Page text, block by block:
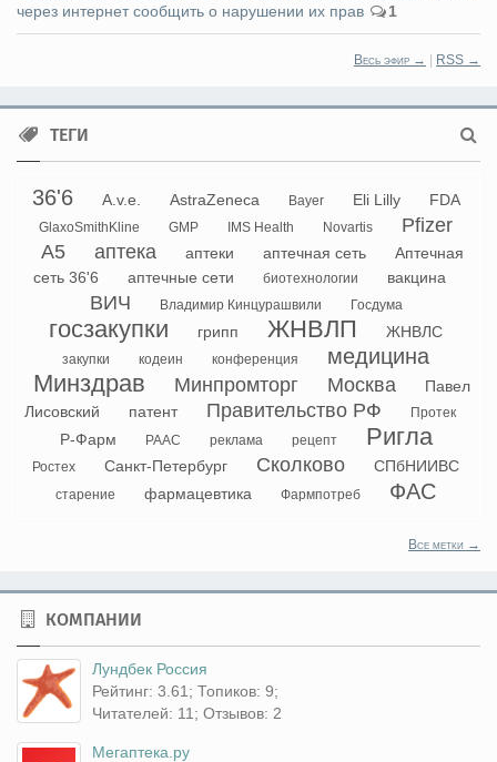
через интернет сообщить о нарушении их прав
1
Весь эфир → RSS →
ТЕГИ
36'6 A.v.e. AstraZeneca Bayer Eli Lilly FDA
GlaxoSmithKline GMP IMS Health Novartis
Pfizer
А5
аптека аптеки аптечная сеть
Аптечная
сеть 36'6
аптечные сети биотехнологии вакцина
ВИЧ Владимир Кинцурашвили Госдума
госзакупки грипп ЖНВЛП ЖНВЛС
закупки кодеин конференция медицина
Минздрав Минпромторг Москва
Павел
Лисовский
патент Правительство РФ Протек
Р-Фарм РААС реклама рецепт Ригла
Ростех Санкт-Петербург Сколково СПбНИИВС
старение фармацевтика Фармпотреб ФАС
Все метки →
КОМПАНИИ
Лундбек Россия
Рейтинг: 3.61; Топиков: 9;
Читателей: 11; Отзывов: 2
Мегаптека.ру